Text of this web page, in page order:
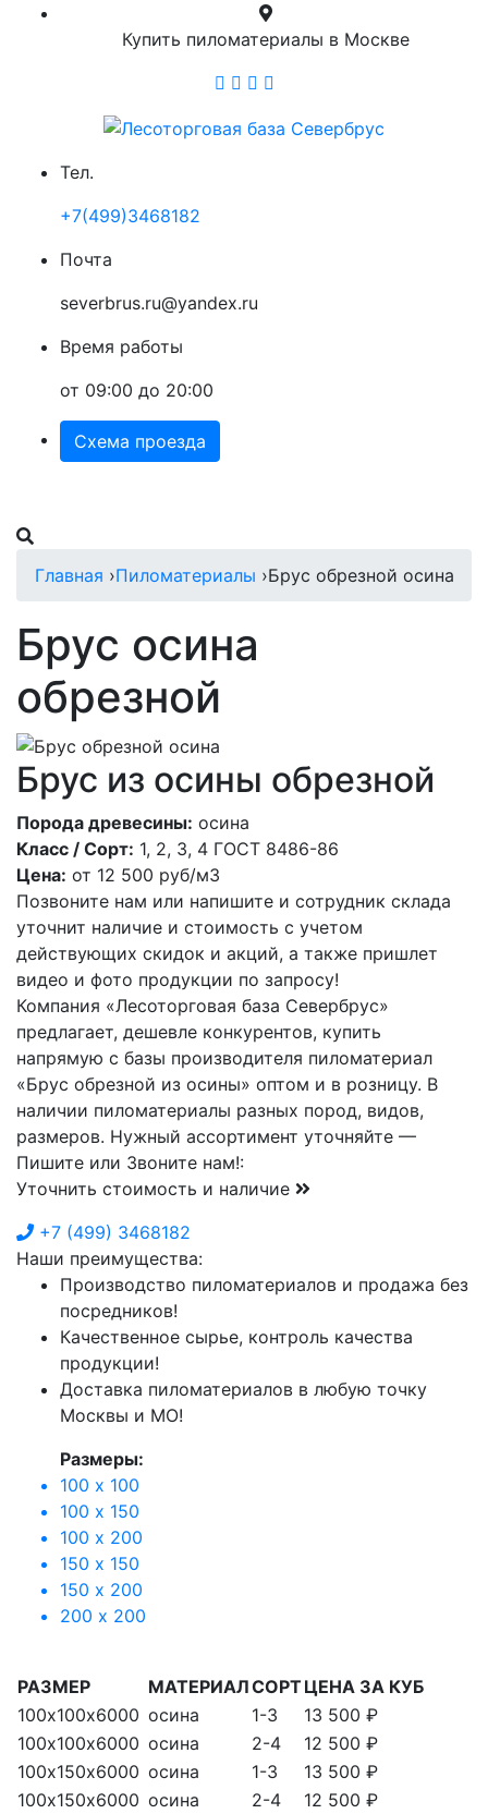
Купить пиломатериалы в Москве
Тел.
+7(499)3468182
Почта
severbrus.ru@yandex.ru
Время работы
от 09:00 до 20:00
Схема проезда
Главная ›Пиломатериалы ›Брус обрезной осина
Брус осина
обрезной
Брус из осины обрезной
Порода древесины: осина
Класс / Сорт: 1, 2, 3, 4 ГОСТ 8486-86
Цена: от 12 500 руб/м3
Позвоните нам или напишите и сотрудник склада
уточнит наличие и стоимость с учетом
действующих скидок и акций, а также пришлет
видео и фото продукции по запросу!
Компания «Лесоторговая база Севербрус»
предлагает, дешевле конкурентов, купить
напрямую с базы производителя пиломатериал
«Брус обрезной из осины» оптом и в розницу. В
наличии пиломатериалы разных пород, видов,
размеров. Нужный ассортимент уточняйте —
Пишите или Звоните нам!:
Уточнить стоимость и наличие
+7 (499) 3468182
Наши преимущества:
Производство пиломатериалов и продажа без
посредников!
Качественное сырье, контроль качества
продукции!
Доставка пиломатериалов в любую точку
Москвы и МО!
Размеры:
100 х 100
100 х 150
100 х 200
150 х 150
150 х 200
200 х 200
РАЗМЕР МАТЕРИАЛСОРТЦЕНА ЗА КУБ
100х100х6000 осина 1-3
13 500 ₽
100х100х6000 осина 2-4
12 500 ₽
100х150х6000 осина 1-3
13 500 ₽
100х150х6000 осина 2-4
12 500 ₽